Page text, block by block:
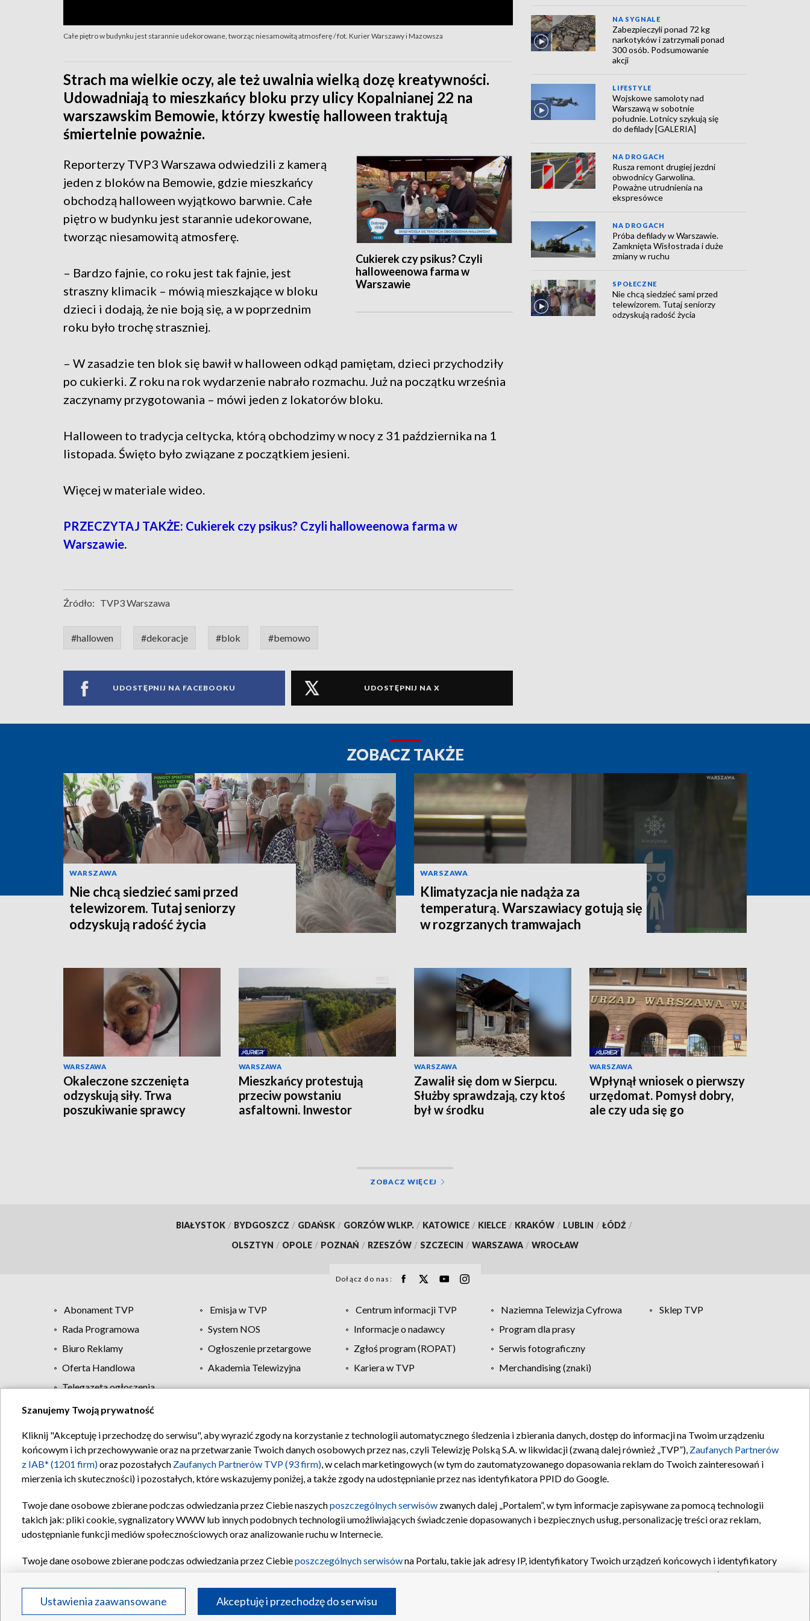
Całe piętro w budynku jest starannie udekorowane, tworząc niesamowitą atmosferę / fot. Kurier Warszawy i Mazowsza
Strach ma wielkie oczy, ale też uwalnia wielką dozę kreatywności.
Udowadniają to mieszkańcy bloku przy ulicy Kopalnianej 22 na
warszawskim Bemowie, którzy kwestię halloween traktują
śmiertelnie poważnie.
Cukierek czy psikus? Czyli
halloweenowa farma w
Warszawie
Reporterzy TVP3 Warszawa odwiedzili z kamerą
jeden z bloków na Bemowie, gdzie mieszkańcy
obchodzą halloween wyjątkowo barwnie. Całe
piętro w budynku jest starannie udekorowane,
tworząc niesamowitą atmosferę.
– Bardzo fajnie, co roku jest tak fajnie, jest
straszny klimacik – mówią mieszkające w bloku
dzieci i dodają, że nie boją się, a w poprzednim
roku było trochę straszniej.
– W zasadzie ten blok się bawił w halloween odkąd pamiętam, dzieci przychodziły
po cukierki. Z roku na rok wydarzenie nabrało rozmachu. Już na początku września
zaczynamy przygotowania – mówi jeden z lokatorów bloku.
Halloween to tradycja celtycka, którą obchodzimy w nocy z 31 października na 1
listopada. Święto było związane z początkiem jesieni.
Więcej w materiale wideo.
PRZECZYTAJ TAKŻE: Cukierek czy psikus? Czyli halloweenowa farma w
Warszawie.
Źródło: TVP3 Warszawa
#hallowen #dekoracje #blok #bemowo
UDOSTĘPNIJ NA FACEBOOKU UDOSTĘPNIJ NA X
NA SYGNALE
Zabezpieczyli ponad 72 kg
narkotyków i zatrzymali ponad
300 osób. Podsumowanie
akcji
LIFESTYLE
Wojskowe samoloty nad
Warszawą w sobotnie
południe. Lotnicy szykują się
do defilady [GALERIA]
NA DROGACH
Rusza remont drugiej jezdni
obwodnicy Garwolina.
Poważne utrudnienia na
ekspresówce
NA DROGACH
Próba defilady w Warszawie.
Zamknięta Wisłostrada i duże
zmiany w ruchu
SPOŁECZNE
Nie chcą siedzieć sami przed
telewizorem. Tutaj seniorzy
odzyskują radość życia
ZOBACZ TAKŻE
WARSZAWA
Nie chcą siedzieć sami przed
telewizorem. Tutaj seniorzy
odzyskują radość życia
WARSZAWA
Klimatyzacja nie nadąża za
temperaturą. Warszawiacy gotują się
w rozgrzanych tramwajach
WARSZAWA
Okaleczone szczenięta
odzyskują siły. Trwa
poszukiwanie sprawcy
WARSZAWA
Mieszkańcy protestują
przeciw powstaniu
asfaltowni. Inwestor
WARSZAWA
Zawalił się dom w Sierpcu.
Służby sprawdzają, czy ktoś
był w środku
WARSZAWA
Wpłynął wniosek o pierwszy
urzędomat. Pomysł dobry,
ale czy uda się go
ZOBACZ WIĘCEJ
BIAŁYSTOK / BYDGOSZCZ / GDAŃSK / GORZÓW WLKP. / KATOWICE / KIELCE / KRAKÓW / LUBLIN / ŁÓDŹ /
OLSZTYN / OPOLE / POZNAŃ / RZESZÓW / SZCZECIN / WARSZAWA / WROCŁAW
Dołącz do nas:
Abonament TVP Emisja w TVP Centrum informacji TVP Naziemna Telewizja Cyfrowa
Sklep TVP
Rada Programowa
System NOS Informacje o nadawcy
Program dla prasy
Biuro Reklamy
Ogłoszenie przetargowe Zgłoś program (ROPAT)
Serwis fotograficzny
Oferta Handlowa
Akademia Telewizyjna Kariera w TVP
Merchandising (znaki)
Telegazeta ogłoszenia
Regulamin TVP Polityka prywatności Moje zgody Pomoc Biuro reklamy Kontakt
Szanujemy Twoją prywatność
Kliknij "Akceptuję i przechodzę do serwisu", aby wyrazić zgody na korzystanie z technologii automatycznego śledzenia i zbierania danych, dostęp do informacji na Twoim urządzeniu
końcowym i ich przechowywanie oraz na przetwarzanie Twoich danych osobowych przez nas, czyli Telewizję Polską S.A. w likwidacji (zwaną dalej również „TVP”), Zaufanych Partnerów
z IAB* (1201 firm)oraz pozostałych Zaufanych Partnerów TVP (93 firm), w celach marketingowych (w tym do zautomatyzowanego dopasowania reklam do Twoich zainteresowań i
mierzenia ich skuteczności) i pozostałych, które wskazujemy poniżej, a także zgody na udostępnianie przez nas identyfikatora PPID do Google.
Twoje dane osobowe zbierane podczas odwiedzania przez Ciebie naszychposzczególnych serwisów zwanych dalej „Portalem”, w tym informacje zapisywane za pomocą technologii
takich jak: pliki cookie, sygnalizatory WWW lub innych podobnych technologii umożliwiających świadczenie dopasowanych i bezpiecznych usług, personalizację treści oraz reklam,
udostępnianie funkcji mediów społecznościowych oraz analizowanie ruchu w Internecie.
Twoje dane osobowe zbierane podczas odwiedzania przez Ciebieposzczególnych serwisówna Portalu, takie jak adresy IP, identyfikatory Twoich urządzeń końcowych i identyfikatory
oraz pozostałych
Partnerów TVPdla realizacji następujących celów i funkcji: przechowywania informacji na urządzeniu lub dostęp do nich, wyboru podstawowych reklam, wyboru spersonalizowanych
reklam, tworzenia profilu spersonalizowanych reklam, tworzenia profilu spersonalizowanych treści, wyboru spersonalizowanych treści, pomiaru wydajności reklam, pomiaru wydajności
treści, stosowania badań rynkowych w celu generowania opinii odbiorców, opracowywania i ulepszania produktów, zapewnienia bezpieczeństwa, zapobiegania oszustwom i usuwania
Ustawienia zaawansowane Akceptuję i przechodzę do serwisu